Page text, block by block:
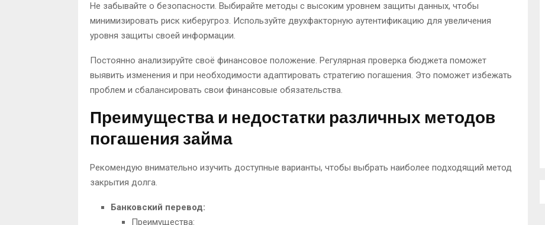
Не забывайте о безопасности. Выбирайте методы с высоким уровнем защиты данных, чтобы
минимизировать риск киберугроз. Используйте двухфакторную аутентификацию для увеличения
уровня защиты своей информации.
Постоянно анализируйте своё финансовое положение. Регулярная проверка бюджета поможет
выявить изменения и при необходимости адаптировать стратегию погашения. Это поможет избежать
проблем и сбалансировать свои финансовые обязательства.
Преимущества и недостатки различных методов
погашения займа
Рекомендую внимательно изучить доступные варианты, чтобы выбрать наиболее подходящий метод
закрытия долга.
Банковский перевод:
Преимущества: